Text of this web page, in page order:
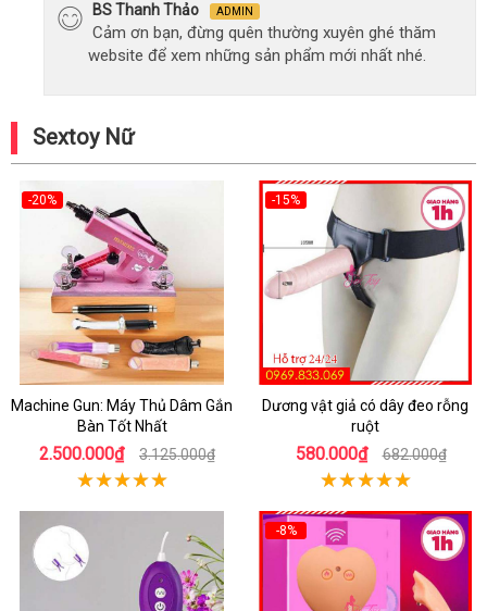
BS Thanh Thảo ADMIN
Cảm ơn bạn, đừng quên thường xuyên ghé thăm
website để xem những sản phẩm mới nhất nhé.
Sextoy Nữ
-20%
Machine Gun: Máy Thủ Dâm Gắn
Bàn Tốt Nhất
2.500.000₫ 3.125.000₫
-15%
Dương vật giả có dây đeo rỗng
ruột
580.000₫ 682.000₫
-8%